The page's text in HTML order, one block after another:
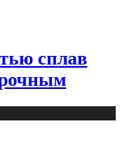
сплав